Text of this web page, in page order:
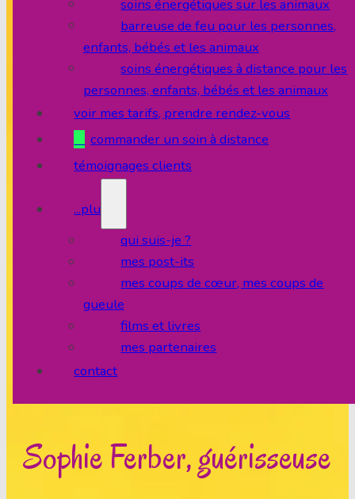
soins énergétiques sur les animaux
barreuse de feu pour les personnes,
enfants, bébés et les animaux
soins énergétiques à distance pour les
personnes, enfants, bébés et les animaux
voir mes tarifs, prendre rendez-vous
commander un soin à distance
témoignages clients
...plus
qui suis-je ?
mes post-its
mes coups de cœur, mes coups de
gueule
films et livres
mes partenaires
contact
Sophie Ferber, guérisseuse